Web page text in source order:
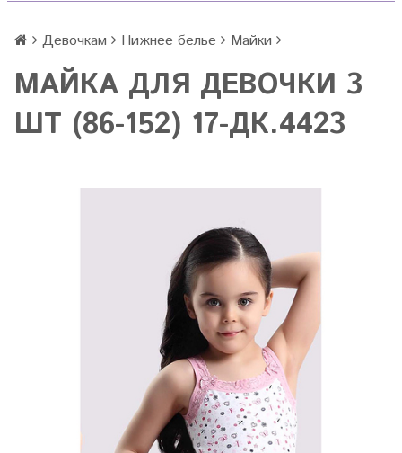
Девочкам Нижнее белье Майки
МАЙКА ДЛЯ ДЕВОЧКИ 3
ШТ (86-152) 17-ДК.4423